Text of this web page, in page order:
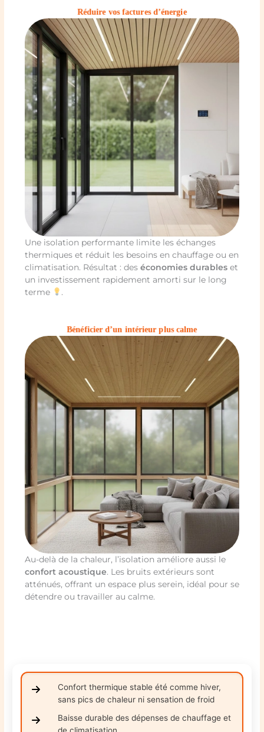
Réduire vos factures d’énergie
Une isolation performante limite les échanges
thermiques et réduit les besoins en chauffage ou en
climatisation. Résultat : des économies durableset
un investissement rapidement amorti sur le long
terme
.
Bénéficier d’un intérieur plus calme
Au-delà de la chaleur, l’isolation améliore aussi le
confort acoustique. Les bruits extérieurs sont
atténués, offrant un espace plus serein, idéal pour se
détendre ou travailler au calme.
Confort thermique stable été comme hiver,
sans pics de chaleur ni sensation de froid
Baisse durable des dépenses de chauffage et